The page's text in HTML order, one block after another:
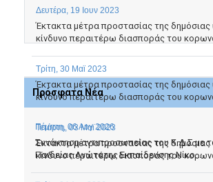
Δευτέρα, 19 Ιουν 2023
Έκτακτα μέτρα προστασίας της δημόσιας
κίνδυνο περαιτέρω διασποράς του
Τρίτη, 30 Μαϊ 2023
Έκτακτα μέτρα προστασίας της δημόσιας
κίνδυνο περαιτέρω διασποράς του
Τετάρτη, 03 Μαϊ 2023
Έκτακτα μέτρα προστασίας της δημόσιας
κίνδυνο περαιτέρω διασποράς του
Πρόσφατα Νέα
Πέμπτη, 06 Αυγ 2026
Συνάντηση αντιπροσωπείας του Κ.Δ.Σ με
Παιδείας Ανώτατης Εκπαίδευσης Νίκο...